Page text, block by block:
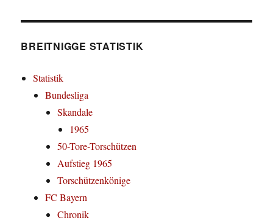
BREITNIGGE STATISTIK
Statistik
Bundesliga
Skandale
1965
50-Tore-Torschützen
Aufstieg 1965
Torschützenkönige
FC Bayern
Chronik